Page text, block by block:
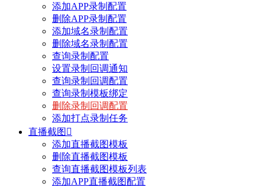
添加APP录制配置
删除APP录制配置
添加域名录制配置
删除域名录制配置
查询录制配置
设置录制回调通知
查询录制回调配置
查询录制模板绑定
删除录制回调配置
添加打点录制任务
直播截图 
添加直播截图模板
删除直播截图模板
查询直播截图模板列表
添加APP直播截图配置